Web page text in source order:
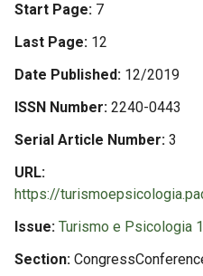
Start Page 7
Last Page 12
Date Published 12/2019
ISSN Number 2240-0443
Serial Article Number 3
URL
https://
Issue Turismo e Psicologia
Section